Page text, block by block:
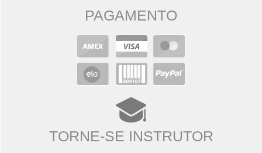
PAGAMENTO
TORNE-SE INSTRUTOR